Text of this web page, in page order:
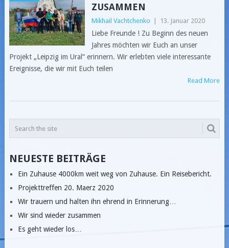
ZUSAMMEN
Mikhail Vachtchenko 13. Januar 2020
Liebe Freunde ! Zu Beginn des neuen
Jahres möchten wir Euch an unser
Projekt „Leipzig im Ural“ erinnern. Wir erlebten viele interessante
Ereignisse, die wir mit Euch teilen
Read More
NEUESTE BEITRÄGE
Ein Zuhause 4000km weit weg von Zuhause. Ein Reisebericht.
Projekttreffen 20. Maerz 2020
Wir trauern und halten ihn ehrend in Erinnerung…
Wir sind wieder zusammen
Es geht wieder los…